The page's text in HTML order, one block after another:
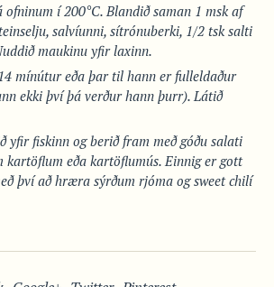
í 200°C. Blandið saman 1 msk af
salvíunni, sítrónuberki, 1/2 tsk salti
maukinu yfir laxinn.
mínútur eða þar til hann er fulleldaður
ekki því þá verður hann þurr). Látið
yfir fiskinn og berið fram með góðu salati
kartöflum eða kartöflumús. Einnig er gott
því að hræra sýrðum rjóma og sweet chilí